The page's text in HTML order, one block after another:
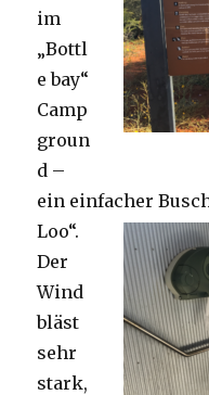
im
„Bottl
e bay“
Camp
groun
d –
ein einfacher
Loo“.
Der
Wind
bläst
sehr
stark,